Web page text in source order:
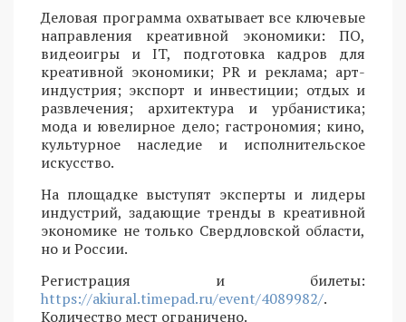
Деловая программа охватывает все ключевые
направления креативной экономики: ПО,
видеоигры и IT, подготовка кадров для
креативной экономики; PR и реклама; арт-
индустрия; экспорт и инвестиции; отдых и
развлечения; архитектура и урбанистика;
мода и ювелирное дело; гастрономия; кино,
культурное наследие и исполнительское
искусство.
На площадке выступят эксперты и лидеры
индустрий, задающие тренды в креативной
экономике не только Свердловской области,
но и России.
Регистрация и билеты:
https://akiural.timepad.ru/event/4089982/.
Количество мест ограничено.